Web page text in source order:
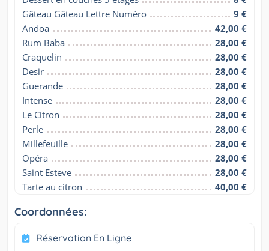
Gâteau Gâteau Lettre Numéro
9 €
Andoa
42,00 €
Rum Baba
28,00 €
Craquelin
28,00 €
Desir
28,00 €
Guerande
28,00 €
Intense
28,00 €
Le Citron
28,00 €
Perle
28,00 €
Millefeuille
28,00 €
Opéra
28,00 €
Saint Esteve
28,00 €
Tarte au citron
40,00 €
Coordonnées:
Réservation En Ligne